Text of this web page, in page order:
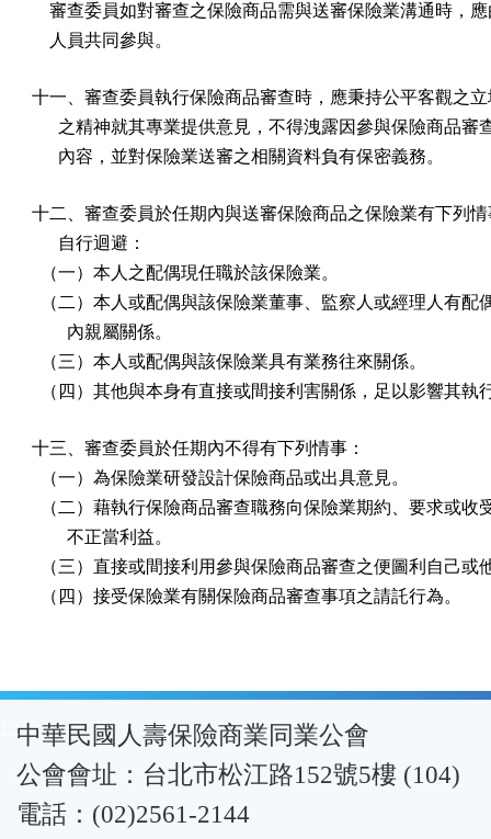
審查委員如對審查之保險商品需與送審保險業溝通時，
    人員共同參與。
十一、審查委員執行保險商品審查時，應秉持公平客觀之
之精神就其專業提供意見，不得洩露因參與保險商品審
      內容，並對保險業送審之相關資料負有保密義務。
十二、審查委員於任期內與送審保險商品之保險業有下列
      自行迴避：
  （一）本人之配偶現任職於該保險業。
（二）本人或配偶與該保險業董事、監察人或經理人有配
        內親屬關係。
  （三）本人或配偶與該保險業具有業務往來關係。
（四）其他與本身有直接或間接利害關係，足以影響其執
十三、審查委員於任期內不得有下列情事：
  （一）為保險業研發設計保險商品或出具意見。
（二）藉執行保險商品審查職務向保險業期約、要求或收
        不正當利益。
（三）直接或間接利用參與保險商品審查之便圖利自己或
  （四）接受保險業有關保險商品審查事項之請託行為。
:::中華民國人壽保險商業同業公會
公會會址：台北市松江路152號5樓 (104)
電話：(02)2561-2144